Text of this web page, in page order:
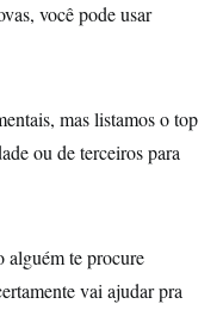
você pode usar
mas listamos o top
ou de terceiros para
alguém te procure
vai ajudar pra